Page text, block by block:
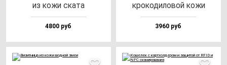
из ко­жи ска­та
4800 руб
кро­ко­ди­ло­вой ко­жи
3960 руб